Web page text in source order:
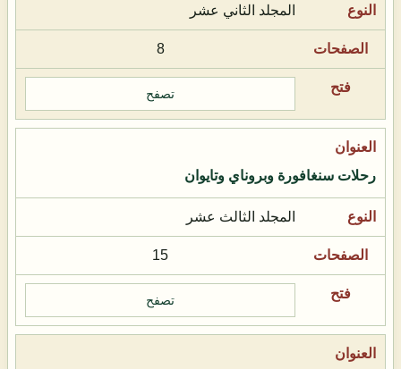
المجلد الثاني عشر
8
تصفح
رحلات سنغافورة وبروناي وتايوان
المجلد الثالث عشر
15
تصفح